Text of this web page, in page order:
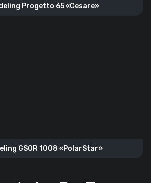
Progetto 65 «Cesare»
GSOR 1008 «PolarStar»